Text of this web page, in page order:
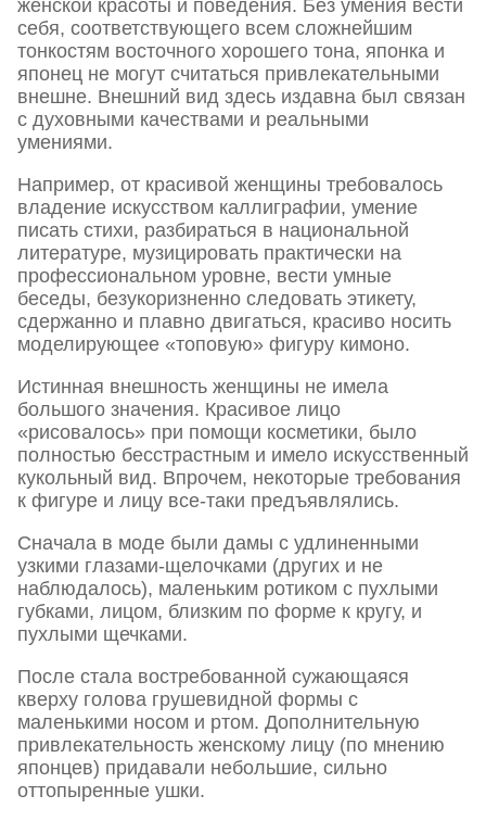
женской красоты и поведения. Без умения вести
себя, соответствующего всем сложнейшим
тонкостям восточного хорошего тона, японка и
японец не могут считаться привлекательными
внешне. Внешний вид здесь издавна был связан
с духовными качествами и реальными
умениями.
Например, от красивой женщины требовалось
владение искусством каллиграфии, умение
писать стихи, разбираться в национальной
литературе, музицировать практически на
профессиональном уровне, вести умные
беседы, безукоризненно следовать этикету,
сдержанно и плавно двигаться, красиво носить
моделирующее «топовую» фигуру кимоно.
Истинная внешность женщины не имела
большого значения. Красивое лицо
«рисовалось» при помощи косметики, было
полностью бесстрастным и имело искусственный
кукольный вид. Впрочем, некоторые требования
к фигуре и лицу все-таки предъявлялись.
Сначала в моде были дамы с удлиненными
узкими глазами-щелочками (других и не
наблюдалось), маленьким ротиком с пухлыми
губками, лицом, близким по форме к кругу, и
пухлыми щечками.
После стала востребованной сужающаяся
кверху голова грушевидной формы с
маленькими носом и ртом. Дополнительную
привлекательность женскому лицу (по мнению
японцев) придавали небольшие, сильно
оттопыренные ушки.